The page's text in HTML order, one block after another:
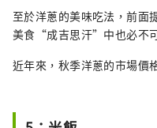
至於洋蔥的美味吃法，前
美食“成吉思汗”中也必不
近年來，秋季洋蔥的市場價